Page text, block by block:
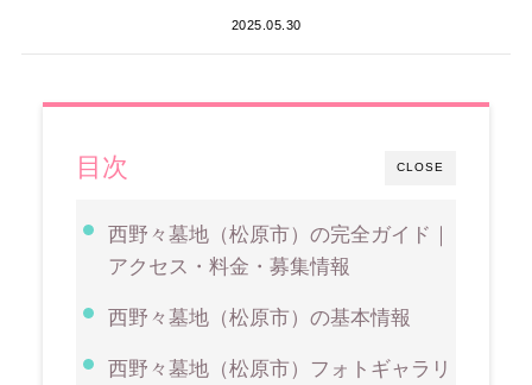
2025.05.30
CLOSE
目次
西野々墓地（松原市）の完全ガイド｜
アクセス・料金・募集情報
西野々墓地（松原市）の基本情報
西野々墓地（松原市）フォトギャラリ